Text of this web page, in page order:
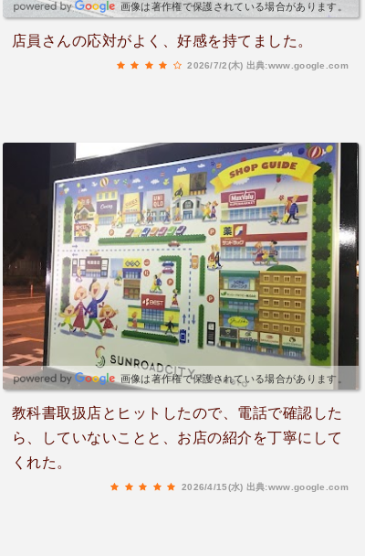
画像は著作権で保護されている場合があります。
店員さんの応対がよく、好感を持てました。
2026/7/2(木) 出典:www.google.com
画像は著作権で保護されている場合があります。
教科書取扱店とヒットしたので、電話で確認した
ら、していないことと、お店の紹介を丁寧にして
くれた。
2026/4/15(水) 出典:www.google.com